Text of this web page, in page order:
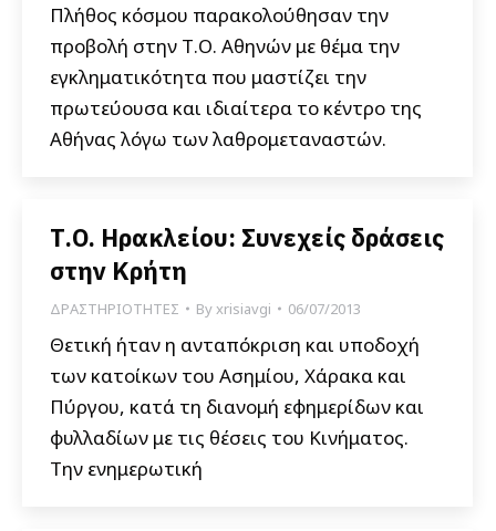
Πλήθος κόσμου παρακολούθησαν την
προβολή στην Τ.Ο. Αθηνών με θέμα την
εγκληματικότητα που μαστίζει την
πρωτεύουσα και ιδιαίτερα το κέντρο της
Αθήνας λόγω των λαθρομεταναστών.
Τ.Ο. Ηρακλείου: Συνεχείς δράσεις
στην Κρήτη
ΔΡΑΣΤΗΡΙΟΤΗΤΕΣ Byxrisiavgi 06/07/2013
Θετική ήταν η ανταπόκριση και υποδοχή
των κατοίκων του Ασημίου, Χάρακα και
Πύργου, κατά τη διανομή εφημερίδων και
φυλλαδίων με τις θέσεις του Κινήματος.
Την ενημερωτική